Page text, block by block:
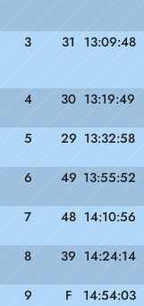
3 31 13:09:48
4 30 13:19:49
5 29 13:32:58
6 49 13:55:52
7 48 14:10:56
8 39 14:24:14
9 F 14:54:03